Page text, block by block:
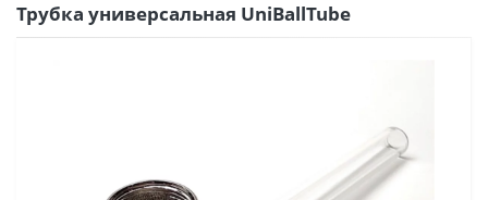
Трубка универсальная UniBallTube